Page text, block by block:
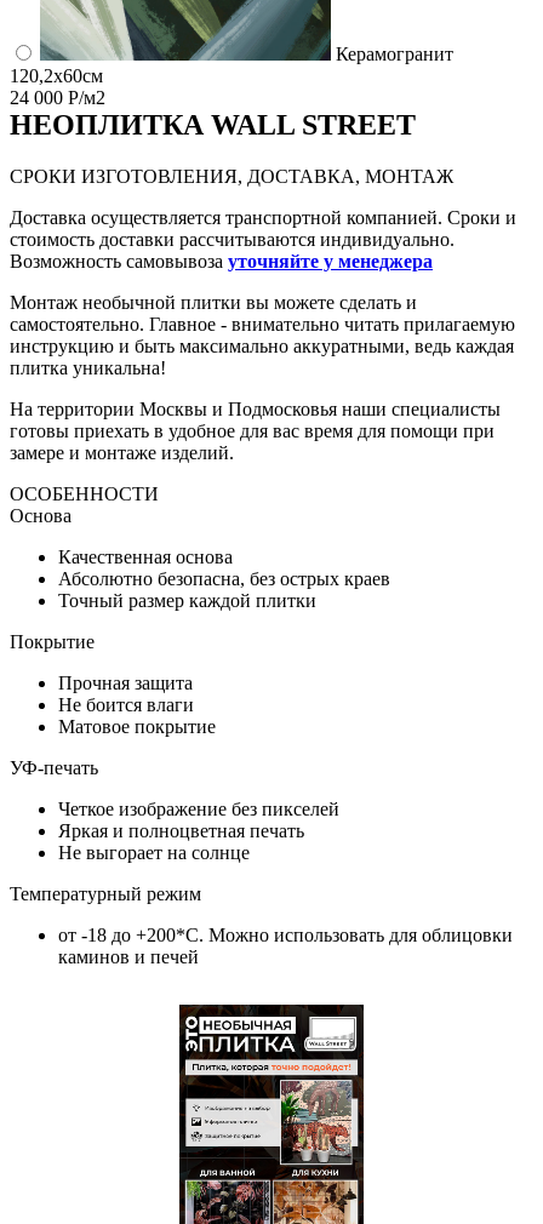
Керамогранит
120,2x60см
24 000 Р/м2
НЕОПЛИТКА WALL STREET
СРОКИ ИЗГОТОВЛЕНИЯ, ДОСТАВКА, МОНТАЖ
Доставка осуществляется транспортной компанией. Сроки и
стоимость доставки рассчитываются индивидуально.
Возможность самовывоза уточняйте у менеджера
Монтаж необычной плитки вы можете сделать и
самостоятельно. Главное - внимательно читать прилагаемую
инструкцию и быть максимально аккуратными, ведь каждая
плитка уникальна!
На территории Москвы и Подмосковья наши специалисты
готовы приехать в удобное для вас время для помощи при
замере и монтаже изделий.
ОСОБЕННОСТИ
Основа
Качественная основа
Абсолютно безопасна, без острых краев
Точный размер каждой плитки
Покрытие
Прочная защита
Не боится влаги
Матовое покрытие
УФ-печать
Четкое изображение без пикселей
Яркая и полноцветная печать
Не выгорает на солнце
Температурный режим
от -18 до +200*C. Можно использовать для облицовки
каминов и печей